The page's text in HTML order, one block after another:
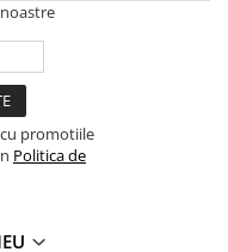
promotiile
Politica de